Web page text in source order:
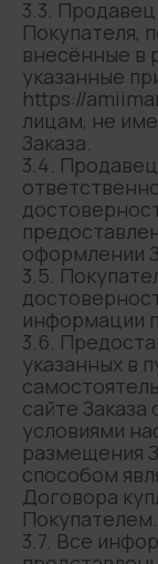
3.3.
Покупателя,
внесённые в
указанные
https://
лицам, не
Заказа.
3.4.
оформлении
3.5.
информации
3.6.
указанных в
сайте Заказа
условиями
размещения
способом
Договора
Покупателем.
3.7. Все